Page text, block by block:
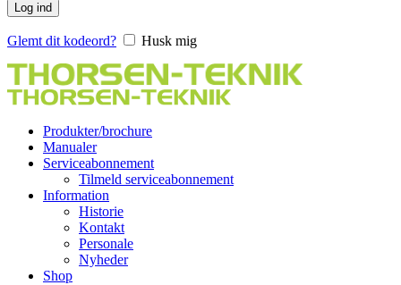
Log ind
Glemt dit kodeord? Husk mig
Produkter/brochure
Manualer
Serviceabonnement
Tilmeld serviceabonnement
Information
Historie
Kontakt
Personale
Nyheder
Shop